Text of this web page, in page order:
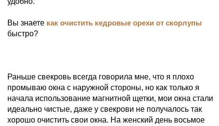
Вы знаете как очистить кедровые орехи от скорлупы
быстро?
Раньше свекровь всегда говорила мне, что я плохо
промываю окна с наружной стороны, но как только я
начала использование магнитной щетки, мои окна стали
идеально чистые, даже у свекрови не получалось так
хорошо очистить свои окна. На женский день восьмое